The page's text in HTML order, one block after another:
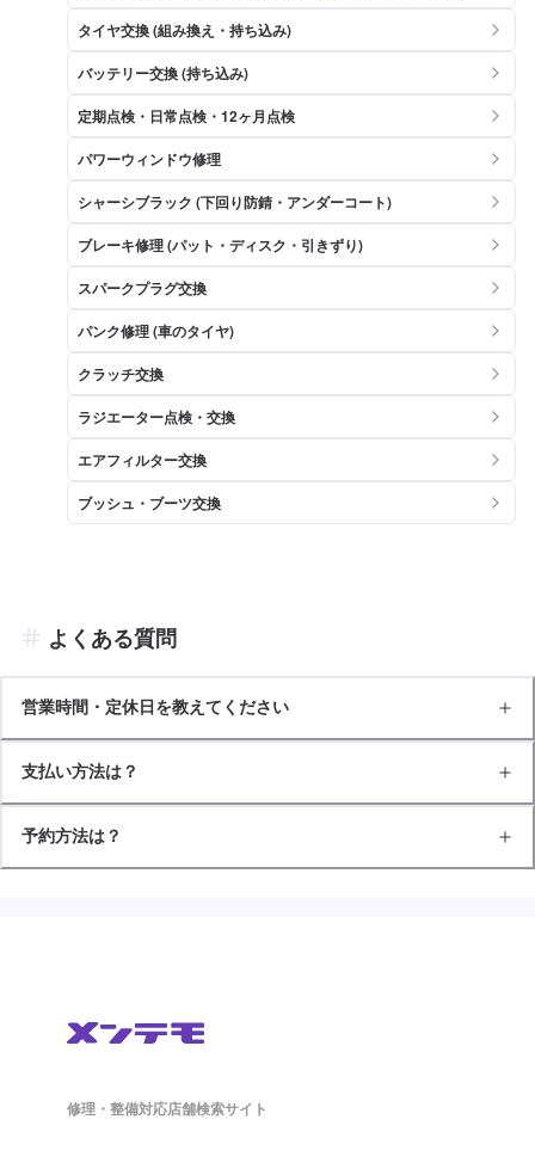
タイヤ交換 (組み換え・持ち込み)
バッテリー交換 (持ち込み)
定期点検・日常点検・12ヶ月点検
パワーウィンドウ修理
シャーシブラック (下回り防錆・アンダーコート)
ブレーキ修理 (パット・ディスク・引きずり)
スパークプラグ交換
パンク修理 (車のタイヤ)
クラッチ交換
ラジエーター点検・交換
エアフィルター交換
ブッシュ・ブーツ交換
よくある質問
営業時間・定休日を教えてください
支払い方法は？
予約方法は？
修理・整備対応店舗検索サイト